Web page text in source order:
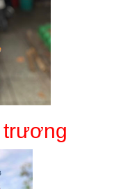
trương